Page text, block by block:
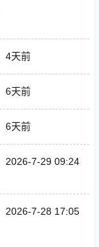
4天前
6天前
6天前
2026-7-29 09:24
2026-7-28 17:05